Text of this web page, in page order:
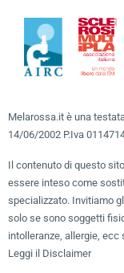
Melarossa.it è una
14/06/2002 P.Iva
Il contenuto di questo
essere inteso come
specializzato. Invitiamo
solo se sono soggetti
intolleranze, allergie, ecc
Leggi il Disclaimer